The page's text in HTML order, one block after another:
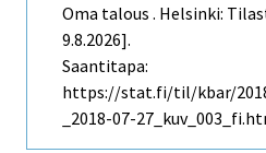
Oma talous . Helsinki:
9.8.2026].
Saantitapa:
https://stat.fi/til/kbar/
_2018-07-